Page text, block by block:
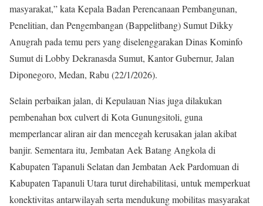
masyarakat,” kata Kepala Badan Perencanaan Pembangunan,
Penelitian, dan Pengembangan (Bappelitbang) Sumut Dikky
Anugrah pada temu pers yang diselenggarakan Dinas Kominfo
Sumut di Lobby Dekranasda Sumut, Kantor Gubernur, Jalan
Diponegoro, Medan, Rabu (22/1/2026).
Selain perbaikan jalan, di Kepulauan Nias juga dilakukan
pembenahan box culvert di Kota Gunungsitoli, guna
memperlancar aliran air dan mencegah kerusakan jalan akibat
banjir. Sementara itu, Jembatan Aek Batang Angkola di
Kabupaten Tapanuli Selatan dan Jembatan Aek Pardomuan di
Kabupaten Tapanuli Utara turut direhabilitasi, untuk memperkuat
konektivitas antarwilayah serta mendukung mobilitas masyarakat